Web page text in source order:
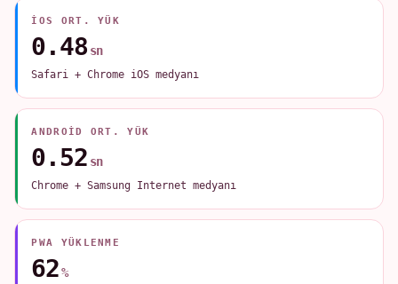
IOS ORT. YÜK
0.48 sn
Safari + Chrome iOS medyanı
ANDROID ORT. YÜK
0.52 sn
Chrome + Samsung Internet medyanı
PWA YÜKLENME
62%